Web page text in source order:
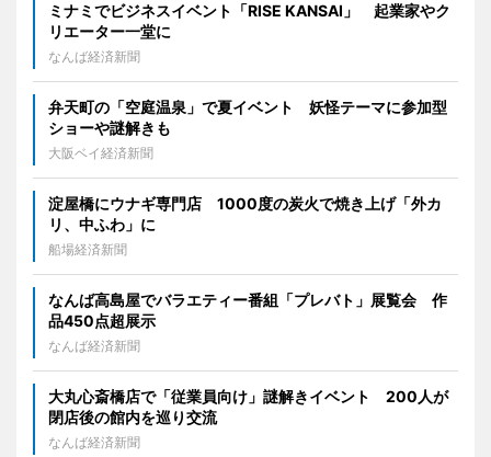
ミナミでビジネスイベント「RISE KANSAI」 起業家やク
リエーター一堂に
なんば経済新聞
弁天町の「空庭温泉」で夏イベント 妖怪テーマに参加型
ショーや謎解きも
大阪ベイ経済新聞
淀屋橋にウナギ専門店 1000度の炭火で焼き上げ「外カ
リ、中ふわ」に
船場経済新聞
なんば高島屋でバラエティー番組「プレバト」展覧会 作
品450点超展示
なんば経済新聞
大丸心斎橋店で「従業員向け」謎解きイベント 200人が
閉店後の館内を巡り交流
なんば経済新聞